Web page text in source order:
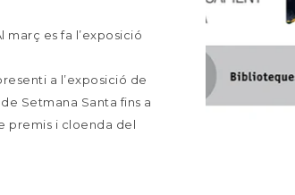
març es fa l’exposició
a l’exposició de
Setmana Santa fins a
premis i cloenda del